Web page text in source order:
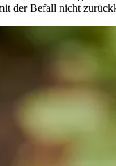
der Befall nicht